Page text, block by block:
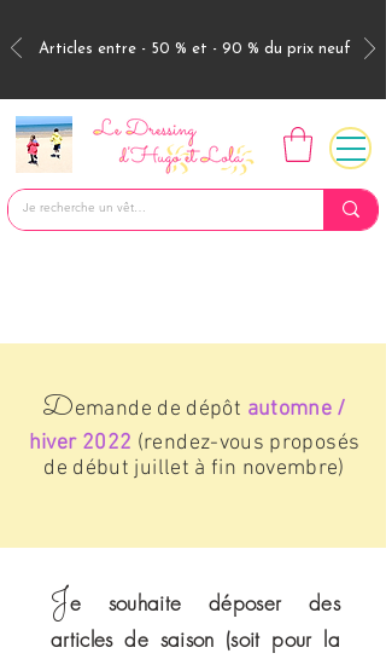
Articles entre - 50 % et - 90 % du prix neuf
Demande de dépôt automne /
hiver 2022 (rendez-vous proposés
de début juillet à fin novembre)
Je souhaite déposer des
articles de saison (soit pour la